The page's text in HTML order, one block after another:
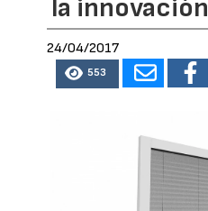
la innovación
24/04/2017
553